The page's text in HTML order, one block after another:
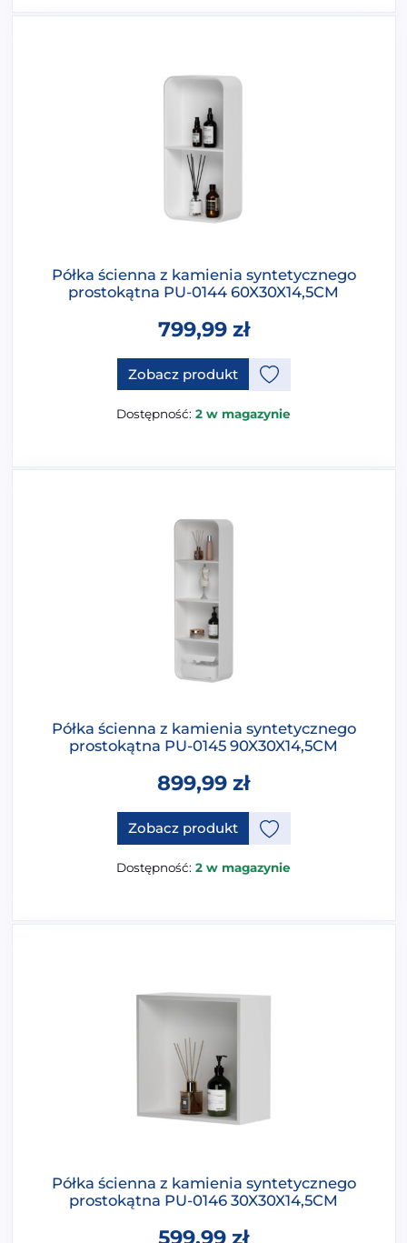
Półka ścienna z kamienia syntetycznego
prostokątna PU-0144 60X30X14,5CM
799,99 zł
Zobacz produkt
Dostępność: 2 w magazynie
Półka ścienna z kamienia syntetycznego
prostokątna PU-0145 90X30X14,5CM
899,99 zł
Zobacz produkt
Dostępność: 2 w magazynie
Półka ścienna z kamienia syntetycznego
prostokątna PU-0146 30X30X14,5CM
599,99 zł